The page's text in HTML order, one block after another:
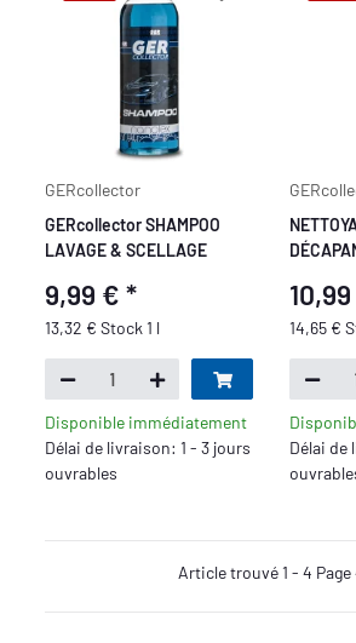
GERcollector
GERcollector SHAMPOO
LAVAGE & SCELLAGE
9,99 €*
13,32 € Stock 1 l
Disponible immédiatement
Délai de livraison: 1 - 3 jours
ouvrables
14,65 €
Délai de
Article trouvé 1 - 4 Page